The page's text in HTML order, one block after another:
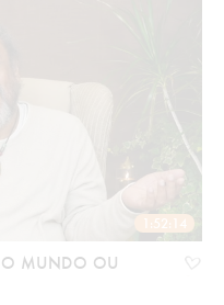
1:52:14
MUNDO OU